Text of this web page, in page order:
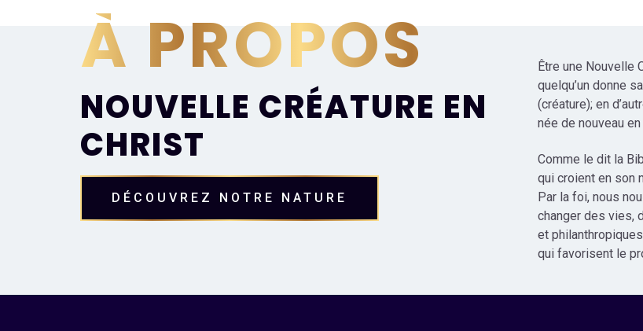
À PROPOS
NOUVELLE CRÉATURE EN
CHRIST
DÉCOUVREZ NOTRE NATURE
Être une Nouvelle
quelqu’un donne
(créature); en
née de nouveau en
Comme le dit la
qui croient en son
Par la foi, nous
changer des vies,
et
qui favorisent le